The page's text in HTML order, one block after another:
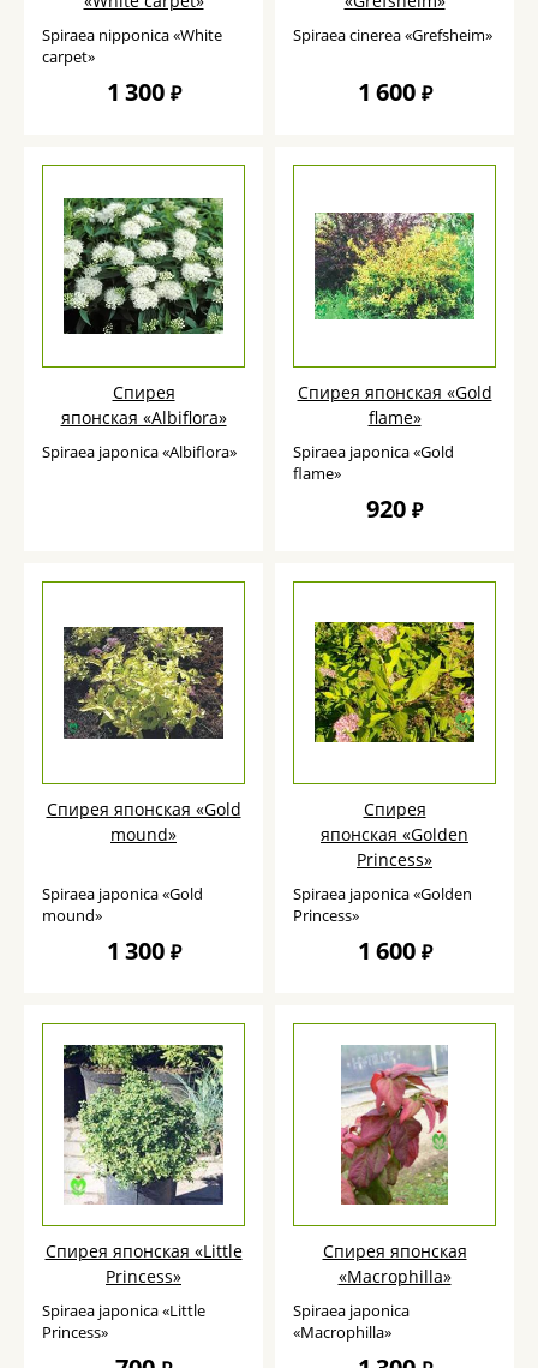
Spiraea nipponica «White
carpet»
1 300 ₽
Spiraea cinerea «Grefsheim»
1 600 ₽
Спирея
японская «Albiflora»
Spiraea japonica «Albiflora»
Спирея японская «Gold
flame»
Spiraea japonica «Gold
flame»
920 ₽
Спирея японская «Gold
mound»
Spiraea japonica «Gold
mound»
1 300 ₽
Спирея
японская «Golden
Princess»
Spiraea japonica «Golden
Princess»
1 600 ₽
Спирея японская «Little
Princess»
Spiraea japonica «Little
Princess»
Спирея японская
«Macrophilla»
Spiraea japonica
«Macrophilla»